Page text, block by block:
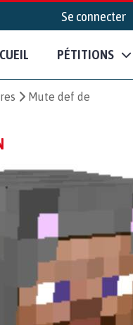
Se connecter
PÉTITIONS
Mute def de